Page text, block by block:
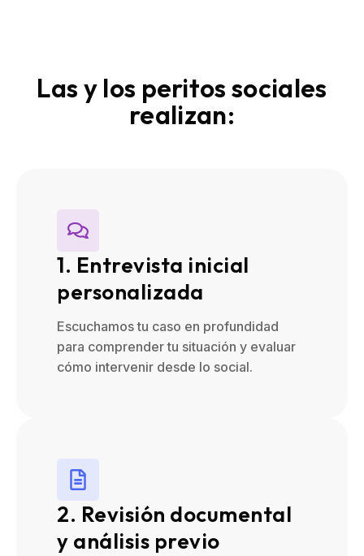
Las y los peritos sociales
realizan:
1. Entrevista inicial
personalizada
Escuchamos tu caso en profundidad
para comprender tu situación y evaluar
cómo intervenir desde lo social.
2. Revisión documental
y análisis previo